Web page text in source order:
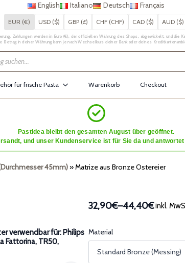
English Italiano Deutsch Français
EUR (€) USD ($) GBP (£) CHF (CHF) CAD ($) AUD ($)
Zahlungen werden in Euro (€), der offiziellen Währung des Shops, abgewickelt, und die
Betrag in deiner Währung kann je nach Wechselkurs deiner Bank oder deines
für frische Pasta Warenkorb Checkout
Pastidea bleibt den gesamten August über geöffnet.
und unser Kundenservice ist für Sie da und
45mm)»Matrize aus Bronze Ostereier
verwendbar für: Philips
Fattorina, TR50,
32,90€–44,40€
Preisspanne:
bis
44,40€
inkl.
Material